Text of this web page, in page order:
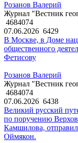
Розанов Валерий
Журнал "Вестник
4684074
07.06.2026 6429
В Москве, в Доме
общественного
Фетисову
Розанов Валерий
Журнал "Вестник
4684074
07.06.2026 6438
Великий русский
по поручению
Камшилова,
Оймякон.